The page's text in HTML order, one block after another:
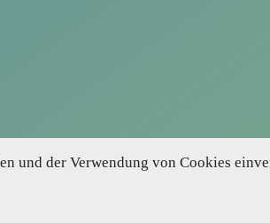
und der Verwendung von Cookies